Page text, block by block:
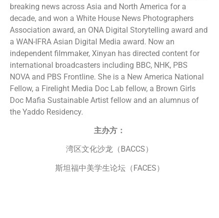
breaking news across Asia and North America for a
decade, and won a White House News Photographers
Association award, an ONA Digital Storytelling award and
a WAN-IFRA Asian Digital Media award. Now an
independent filmmaker, Xinyan has directed content for
international broadcasters including BBC, NHK, PBS
NOVA and PBS Frontline. She is a New America National
Fellow, a Firelight Media Doc Lab fellow, a Brown Girls
Doc Mafia Sustainable Artist fellow and an alumnus of
the Yaddo Residency.
主办方：
湾区文化沙龙（BACCS）
斯坦福中美学生论坛（FACES）